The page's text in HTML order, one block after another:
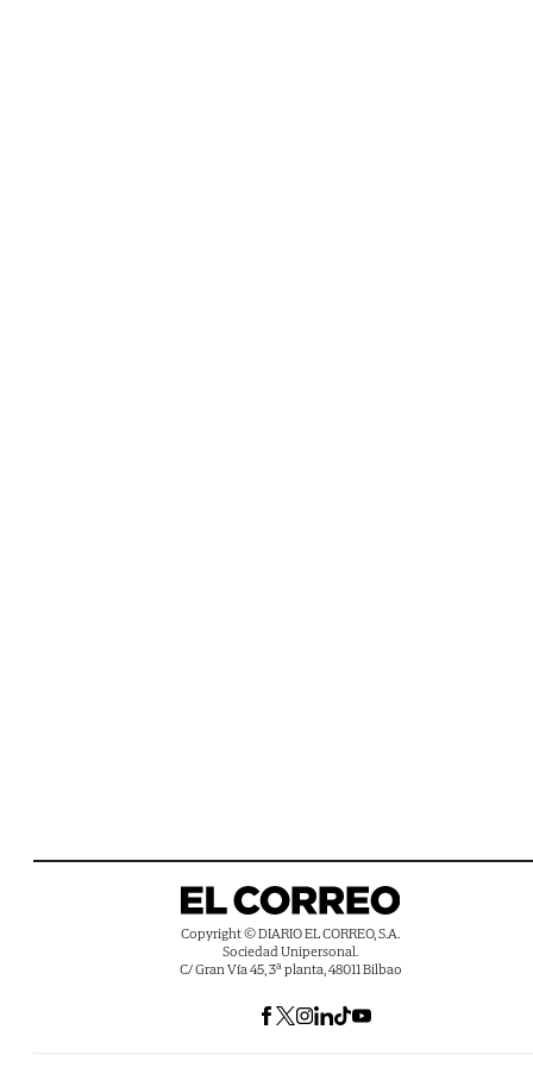
Copyright © DIARIO EL CORREO, S.A.
Sociedad Unipersonal.
C/ Gran Vía 45, 3ª planta, 48011 Bilbao